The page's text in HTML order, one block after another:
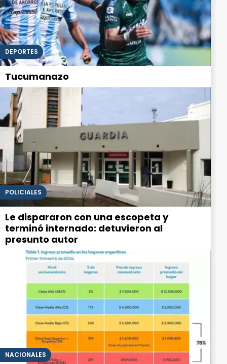
DEPORTES
Tucumanazo
POLICIALES
Le dispararon con una escopeta y
terminó internado: detuvieron al
presunto autor
NACIONALES